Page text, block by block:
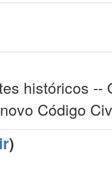
históricos --
Código
)